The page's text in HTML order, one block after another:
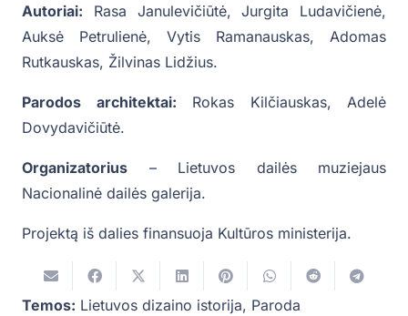
Autoriai: Rasa Janulevičiūtė, Jurgita Ludavičienė,
Auksė Petrulienė, Vytis Ramanauskas, Adomas
Rutkauskas, Žilvinas Lidžius.
Parodos architektai: Rokas Kilčiauskas, Adelė
Dovydavičiūtė.
Organizatorius – Lietuvos dailės muziejaus
Nacionalinė dailės galerija.
Projektą iš dalies finansuoja Kultūros ministerija.
Temos: Lietuvos dizaino istorija, Paroda